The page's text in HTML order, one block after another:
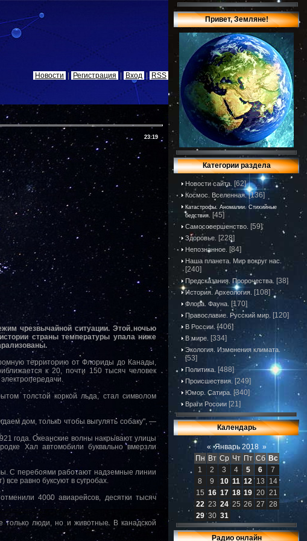
Новости Регистрация Вход | RSS
23:19
чрезвычайной ситуации. Этой ночью
страны температуры упала ниже
территорию от Флориды до Канады,
к 20, почти 150 тысяч человек
толстой коркой льда, стал символом
дом, только чтобы выгулять собаку", —
года. Океанские волны накрывают улицы
Хал автомобили буквально вмерзли
С перебоями работают надземные линии
равно буксуют в сугробах.
4000 авиарейсов, десятки тысяч
только люди, но и животные. В канадской
Привет, Земляне!
Категории раздела
Новости сайта. [62]
Космос. Вселенная. [136]
Катастрофы. Аномалии. Стихийные
бедствия. [45]
Самосовершенство. [59]
Здоровье. [228]
Непознанное. [84]
Наша планета. Мир вокруг нас.
[240]
Предсказания. Пророчества. [38]
История. Археология. [108]
Флора. Фауна. [170]
Православие. Русский мир. [120]
В России. [406]
В мире. [334]
Экология. Изменения климата.
[53]
Политика. [488]
Происшествия. [249]
Юмор. Сатира. [340]
Враги России [21]
Календарь
« Январь 2018 »
Пн Вт Ср Чт Пт Сб Вс
1
2 3 4 5 6
7
8
9 10 11 12 13
14
15 16 17 18 19 20 21
22 23 24 25 26 27 28
29 30 31
Радио онлайн